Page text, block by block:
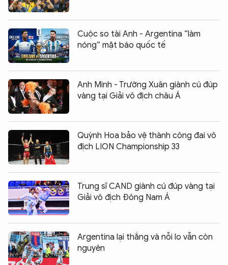
Cuộc so tài Anh - Argentina “làm
nóng” mặt báo quốc tế
Anh Minh - Trường Xuân giành cú đúp
vàng tại Giải vô địch châu Á
Quỳnh Hoa bảo vệ thành công đai vô
địch LION Championship 33
Trung sĩ CAND giành cú đúp vàng tại
Giải vô địch Đông Nam Á
Argentina lại thắng và nỗi lo vẫn còn
nguyên